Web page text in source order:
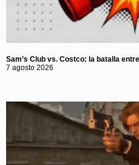
Sam’s Club vs. Costco: la batalla
7 agosto 2026